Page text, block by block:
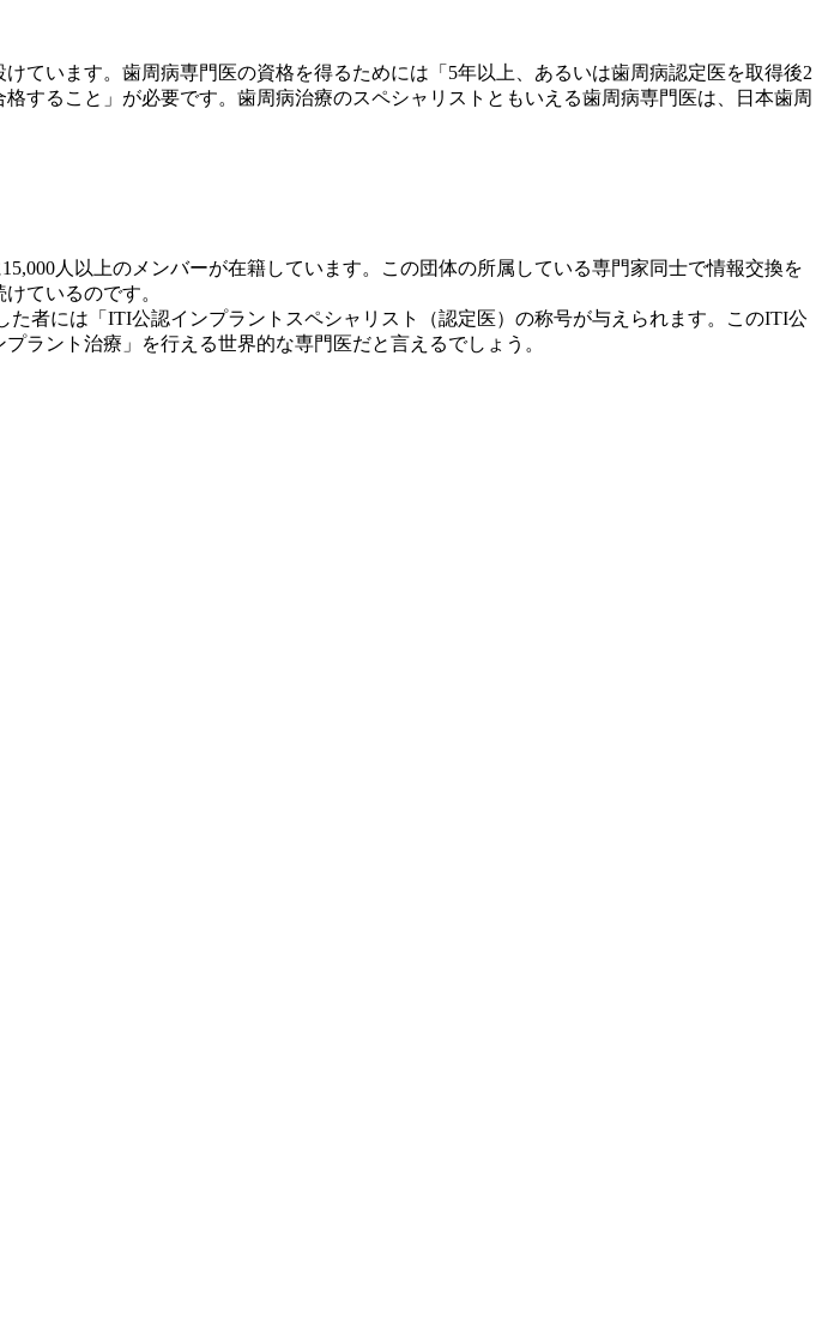
ています。歯周病専門医の資格を得るためには「5年以上、あるいは歯周病認定医を取得後2
すること」が必要です。歯周病治療のスペシャリストともいえる歯周病専門医は、日本歯周
人以上のメンバーが在籍しています。この団体の所属している専門家同士で情報交換を
ているのです。
者には「ITI公認インプラントスペシャリスト（認定医）の称号が与えられます。このITI公
ラント治療」を行える世界的な専門医だと言えるでしょう。